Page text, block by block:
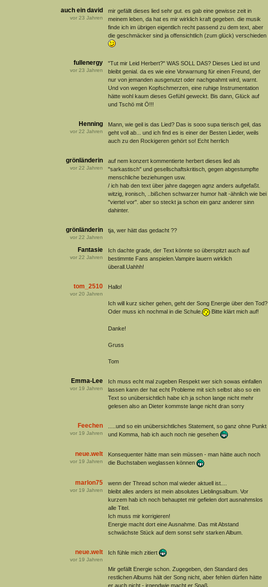
auch ein david
vor 23 Jahren
mir gefällt dieses lied sehr gut. es gab eine gewisse zeit in
meinem leben, da hat es mir wirklich kraft gegeben. die musik
finde ich im übrigen eigentlich recht passend zu dem text, aber
die geschmäcker sind ja offensichtlich (zum glück) verschieden
fullenergy
vor 23 Jahren
"Tut mir Leid Herbert?" WAS SOLL DAS? Dieses Lied ist und
bleibt genial. da es wie eine Vorwarnung für einen Freund, der
nur von jemanden ausgenutzt oder nachgeahmt wird, warnt.
Und von wegen Kopfschmerzen, eine ruhige Instrumentation
hätte wohl kaum dieses Gefühl geweckt. Bis dann, Glück auf
und Tschö mit Ö!!!
Henning
vor 22 Jahren
Mann, wie geil is das Lied? Das is sooo supa tierisch geil, das
geht voll ab... und ich find es is einer der Besten Lieder, weils
auch zu den Rockigeren gehört so! Echt herrlich
grönländerin
vor 22 Jahren
auf nem konzert kommentierte herbert dieses lied als
"sarkastisch" und gesellschaftskritisch, gegen abgestumpfte
menschliche beziehungen usw.
/ ich hab den text über jahre dagegen agnz anders aufgefaßt.
witzig, ironisch, ..bißchen schwarzer humor halt -ähnlich wie bei
"viertel vor". aber so steckt ja schon ein ganz anderer sinn
dahinter.
grönländerin
vor 22 Jahren
tja, wer hätt das gedacht ??
Fantasie
vor 22 Jahren
Ich dachte grade, der Text könnte so überspitzt auch auf
bestimmte Fans anspielen.Vampire lauern wirklich
überall.Uahhh!
tom_2510
vor 20 Jahren
Hallo!
Ich will kurz sicher gehen, geht der Song Energie über den Tod?
Oder muss ich nochmal in die Schule.
Bitte klärt mich auf!
Danke!
Gruss
Tom
Emma-Lee
vor 19 Jahren
Ich muss echt mal zugeben Respekt wer sich sowas einfallen
lassen kann der hat echt Probleme mit sich selbst also so ein
Text so unübersichtlich habe ich ja schon lange nicht mehr
gelesen also an Dieter kommste lange nicht dran sorry
Feechen
vor 19 Jahren
.....und so ein unübersichtliches Statement, so ganz ohne Punkt
und Komma, hab ich auch noch nie gesehen
neue.welt
vor 19 Jahren
Konsequenter hätte man sein müssen - man hätte auch noch
die Buchstaben weglassen können
marlon75
vor 19 Jahren
wenn der Thread schon mal wieder aktuell ist....
bleibt alles anders ist mein absolutes Lieblingsalbum. Vor
kurzem hab ich noch behauptet mir gefielen dort ausnahmslos
alle Titel.
Ich muss mir korrigieren!
Energie macht dort eine Ausnahme. Das mit Abstand
schwächste Stück auf dem sonst sehr starken Album.
neue.welt
vor 19 Jahren
Ich fühle mich zitiert
Mir gefällt Energie schon. Zugegeben, den Standard des
restlichen Albums hält der Song nicht, aber fehlen dürfen hätte
er auch nicht - irgendwie macht er Spaß.